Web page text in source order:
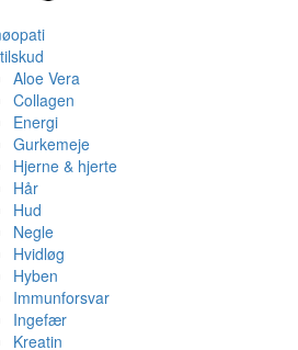
Aloe Vera
Collagen
Energi
Gurkemeje
Hjerne & hjerte
Hår
Hud
Negle
Hvidløg
Hyben
Immunforsvar
Ingefær
Kreatin